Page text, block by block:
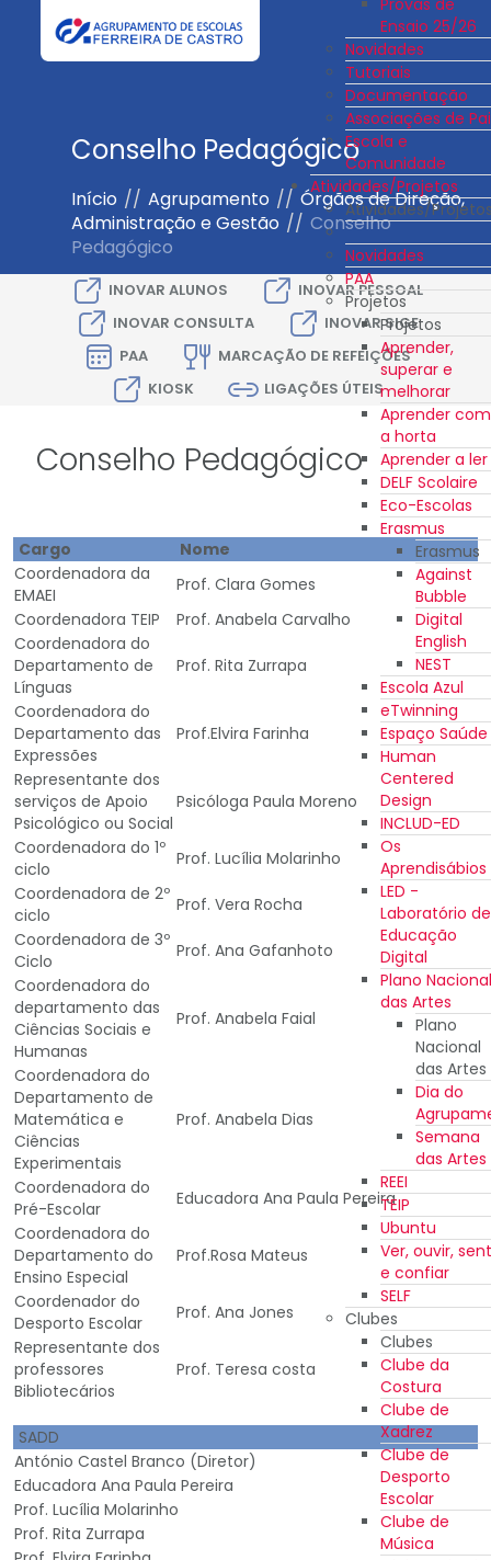
Ensaio 25/26
Novidades
Tutoriais
Documentação
Associações de
Escola e
Comunidade
Atividades/Projetos
Atividades/
Novidades
PAA
Projetos
Projetos
Aprender,
superar e
melhorar
Aprender com
a horta
Aprender a ler
DELF Scolaire
Eco-Escolas
Erasmus
Erasmus
Against
Bubble
Digital
English
NEST
Escola Azul
eTwinning
Espaço Saúde
Human
Centered
Design
INCLUD-ED
Os
Aprendisábios
LED -
Laboratório de
Educação
Digital
Plano Nacional
das Artes
Plano
Nacional
das Artes
Dia do
Semana
das Artes
REEI
TEIP
Ubuntu
Ver, ouvir,
e confiar
SELF
Clubes
Clubes
Clube da
Costura
Clube de
Xadrez
Clube de
Desporto
Escolar
Clube de
Música
Conselho Pedagógico
Início // Agrupamento // Órgãos de Direção,
Administração e Gestão // Conselho
Pedagógico
INOVAR ALUNOS
INOVAR PESSOAL
INOVAR CONSULTA
INOVAR SIGE
PAA
MARCAÇÃO DE REFEIÇÕES
KIOSK
LIGAÇÕES ÚTEIS
Conselho Pedagógico
Cargo
Nome
Coordenadora da
EMAEI
Prof. Clara Gomes
Coordenadora TEIP
Prof. Anabela Carvalho
Coordenadora do
Departamento de
Línguas
Prof. Rita Zurrapa
Coordenadora do
Departamento das
Expressões
Prof.Elvira Farinha
Representante dos
serviços de Apoio
Psicológico ou Social
Psicóloga Paula Moreno
Coordenadora do 1º
ciclo
Prof. Lucília Molarinho
Coordenadora de 2º
ciclo
Prof. Vera Rocha
Coordenadora de 3º
Ciclo
Prof. Ana Gafanhoto
Coordenadora do
departamento das
Ciências Sociais e
Humanas
Prof. Anabela Faial
Coordenadora do
Departamento de
Matemática e
Ciências
Experimentais
Prof. Anabela Dias
Coordenadora do
Pré-Escolar
Educadora Ana Paula Pereira
Coordenadora do
Departamento do
Ensino Especial
Prof.Rosa Mateus
Coordenador do
Desporto Escolar
Prof. Ana Jones
Representante dos
professores
Bibliotecários
Prof. Teresa costa
SADD
António Castel Branco (Diretor)
Educadora Ana Paula Pereira
Prof. Lucília Molarinho
Prof. Rita Zurrapa